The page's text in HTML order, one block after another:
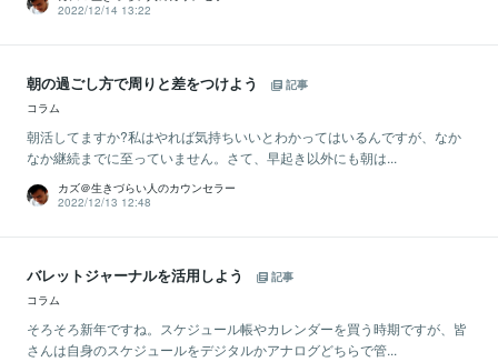
2022/12/14 13:22
朝の過ごし方で周りと差をつけよう
記事
コラム
朝活してますか?私はやれば気持ちいいとわかってはいるんですが、なか
なか継続までに至っていません。さて、早起き以外にも朝は...
カズ＠生きづらい人のカウンセラー
2022/12/13 12:48
バレットジャーナルを活用しよう
記事
コラム
そろそろ新年ですね。スケジュール帳やカレンダーを買う時期ですが、皆
さんは自身のスケジュールをデジタルかアナログどちらで管...